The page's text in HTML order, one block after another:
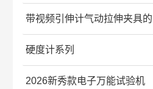
带视频引伸计气动拉伸夹具的
硬度计系列
2026新秀款电子万能试验机